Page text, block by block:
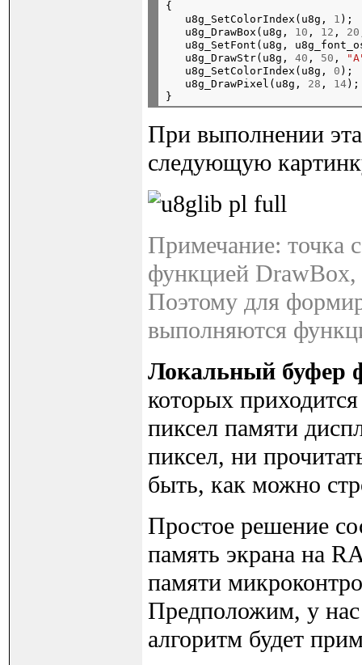
{
   u8g_SetColorIndex(u8g,
1 );
   u8g_DrawBox(u8g,
10 , 12 , 20
u8g_SetFont(u8g,
   u8g_DrawStr(u8g,
40 , 50 ,
   u8g_SetColorIndex(u8g,
0 );
   u8g_DrawPixel(u8g,
28 , 14);
При выполнении
следующую
Примечание: точка
функцией
Поэтому для
выполняются
Локальный буфер
которых
пиксел памяти
пиксел, ни
быть, как можно
Простое решение
память экрана на
памяти
Предположим, у
алгоритм будет